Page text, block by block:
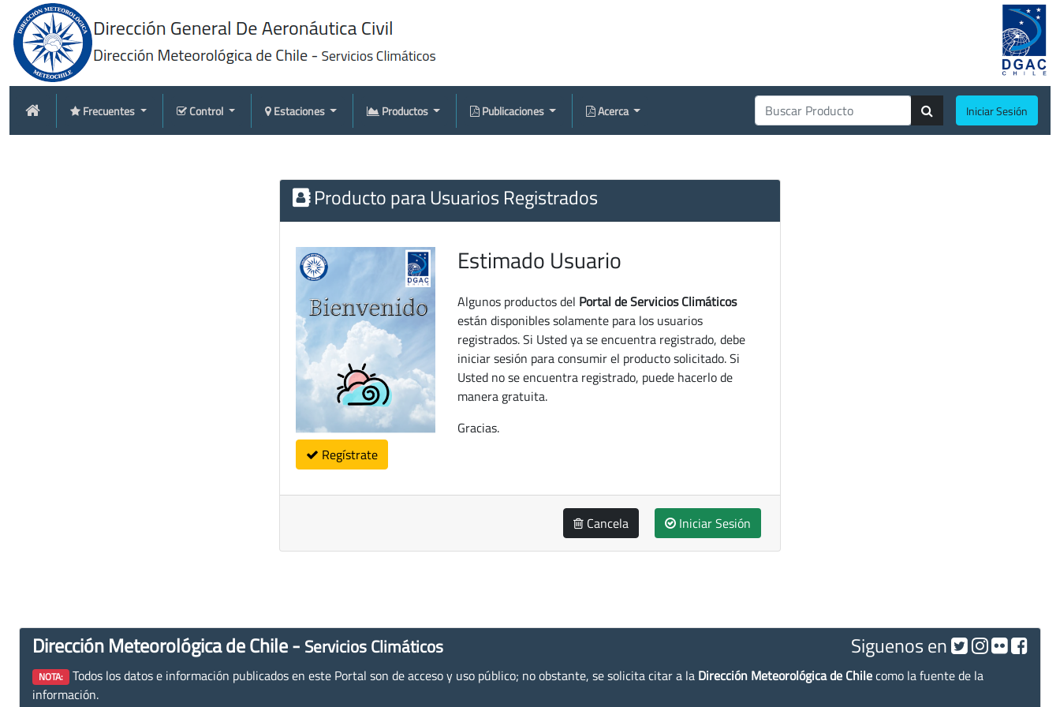
Frecuentes Control Estaciones Productos Publicaciones Acerca Iniciar Sesión
Producto para Usuarios Registrados
Regístrate
Estimado Usuario
Algunos productos del Portal de Servicios Climáticos
están disponibles solamente para los usuarios
registrados. Si Usted ya se encuentra registrado, debe
iniciar sesión para consumir el producto solicitado. Si
Usted no se encuentra registrado, puede hacerlo de
manera gratuita.
Gracias.
Cancela Iniciar Sesión
Dirección Meteorológica de Chile - Servicios Climáticos Siguenos en
NOTA: Todos los datos e información publicados en este Portal son de acceso y uso público; no obstante, se solicita citar a la Dirección Meteorológica de Chilecomo la fuente de la
información.